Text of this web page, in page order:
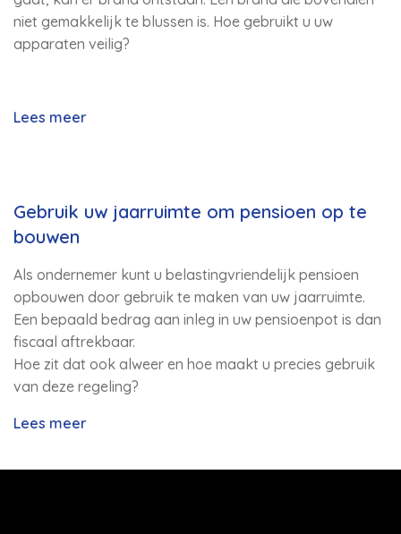
niet gemakkelijk te blussen is. Hoe gebruikt u uw
apparaten veilig?
Lees meer
Gebruik uw jaarruimte om pensioen op te
bouwen
Als ondernemer kunt u belastingvriendelijk pensioen
opbouwen door gebruik te maken van uw jaarruimte.
Een bepaald bedrag aan inleg in uw pensioenpot is dan
fiscaal aftrekbaar.
Hoe zit dat ook alweer en hoe maakt u precies gebruik
van deze regeling?
Lees meer